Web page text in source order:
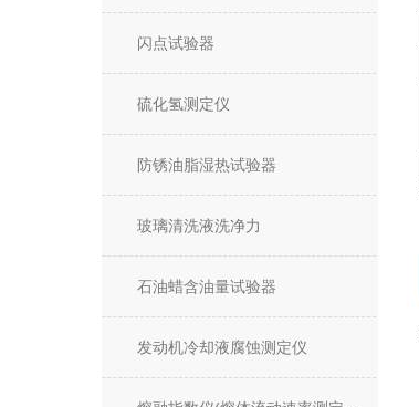
闪点试验器
硫化氢测定仪
防锈油脂湿热试验器
玻璃清洗液洗净力
石油蜡含油量试验器
发动机冷却液腐蚀测定仪